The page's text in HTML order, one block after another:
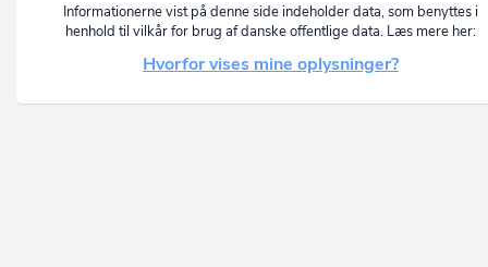
Informationerne vist på denne side indeholder data, som benyttes i
henhold til vilkår for brug af danske offentlige data. Læs mere her:
Hvorfor vises mine oplysninger?